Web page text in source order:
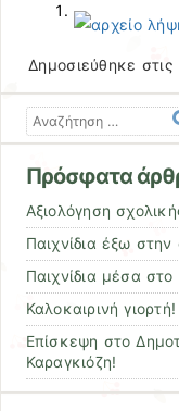
Δημοσιεύθηκε στις
Αναζήτηση
Πρόσφατα
Αξιολόγηση
Παιχνίδια έξω στην
Παιχνίδια μέσα στο
Καλοκαιρινή
Επίσκεψη στο
Καραγκιόζη!